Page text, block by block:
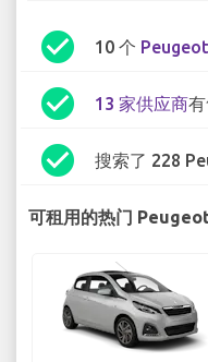
check_circle 10 个
check_circle 13 家供应商有
check_circle 搜索了 228
可租用的热门 Peugeot